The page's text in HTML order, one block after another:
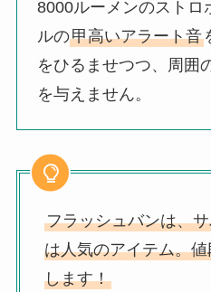
8000ルーメンのストロ
ルの甲高いアラート音
をひるませつつ、周囲
を与えません。
フラッシュバンは、
は人気のアイテム。
します！